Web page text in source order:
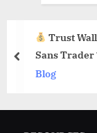
Trust
Sans Trader
Blog
prev